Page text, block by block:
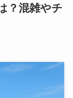
？混雑やチ